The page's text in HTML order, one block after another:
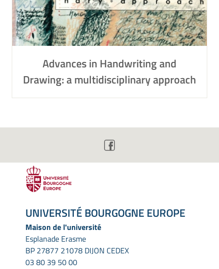
Advances in Handwriting and
Drawing: a multidisciplinary approach
UNIVERSITÉ BOURGOGNE EUROPE
Maison de l'université
Esplanade Erasme
BP 27877 21078 DIJON CEDEX
03 80 39 50 00